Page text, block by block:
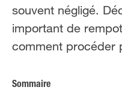
souvent négligé.
important de
comment procéder
Sommaire